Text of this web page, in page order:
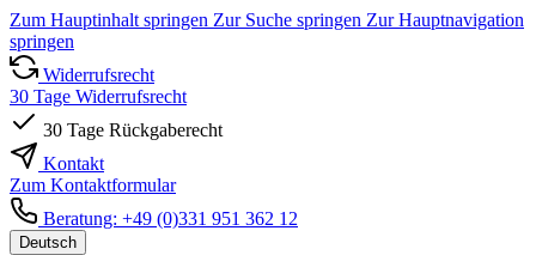
Zum Hauptinhalt springen Zur Suche springen Zur Hauptnavigation
springen
Widerrufsrecht
30 Tage Widerrufsrecht
30 Tage Rückgaberecht
Kontakt
Zum Kontaktformular
Beratung: +49 (0)331 951 362 12
Deutsch